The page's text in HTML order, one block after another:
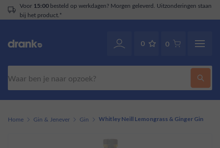
Voor 15:00besteld op werkdagen? Morgen geleverd. Uitzonderingen staan
bij het product.*
0 0
Home Gin & Jenever Gin Whitley Neill Lemongrass & Ginger Gin